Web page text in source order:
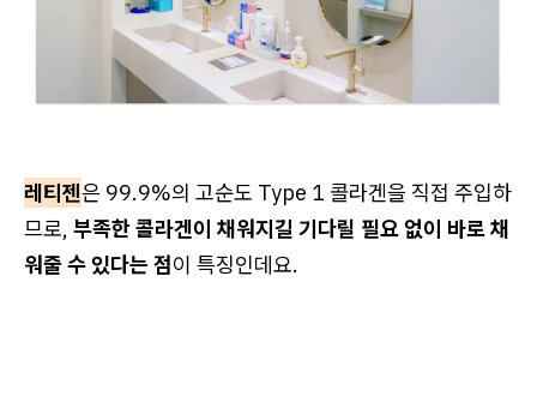
레티젠은 99.9%의 고순도 Type 1 콜라겐을 직접 주입하
므로, 부족한 콜라겐이 채워지길 기다릴 필요 없이 바로 채
워줄 수 있다는 점이 특징인데요.